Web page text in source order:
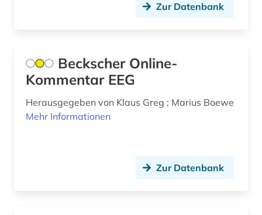
markt (3)
maschinenbau (8)
Zur Datenbank
Beckscher Online-
Kommentar EEG
Herausgegeben von Klaus Greg ; Marius Boewe
Mehr Informationen
Zur Datenbank